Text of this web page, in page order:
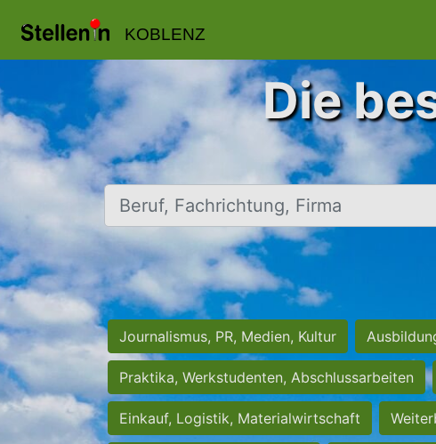
KOBLENZ
Die
Beruf, Fachrichtung, Firma
Journalismus, PR, Medien, Kultur
Praktika, Werkstudenten, Abschlussarbeiten
Einkauf, Logistik, Materialwirtschaft